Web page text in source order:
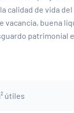
calidad de vida
buena
patrimonial
útiles